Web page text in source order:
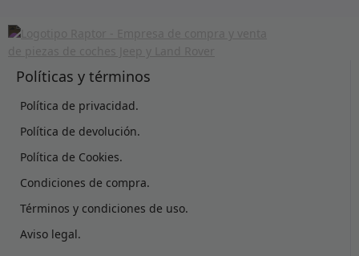
Políticas y términos
Política de privacidad.
Política de devolución.
Política de Cookies.
Condiciones de compra.
Términos y condiciones de uso.
Aviso legal.